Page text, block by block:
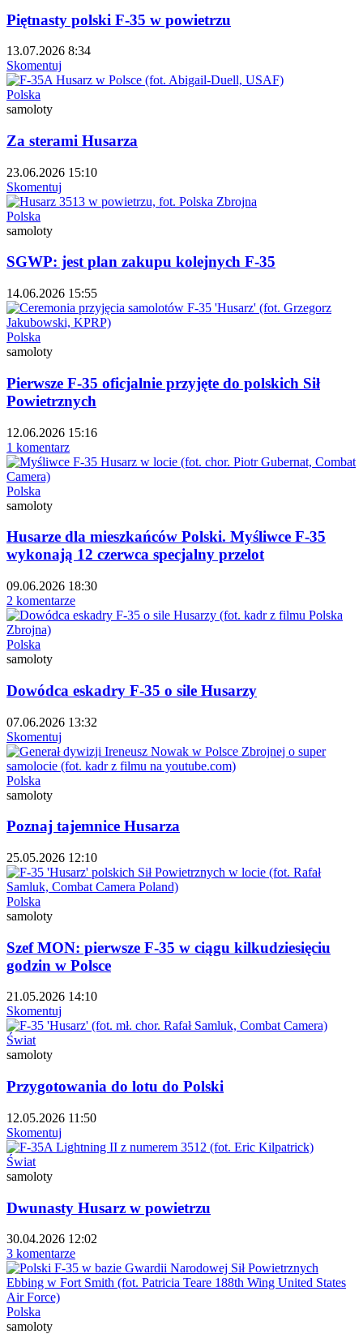
Piętnasty polski F-35 w powietrzu
13.07.2026 8:34
Skomentuj
Polska
samoloty
Za sterami Husarza
23.06.2026 15:10
Skomentuj
Polska
samoloty
SGWP: jest plan zakupu kolejnych F-35
14.06.2026 15:55
Polska
samoloty
Pierwsze F-35 oficjalnie przyjęte do polskich Sił
Powietrznych
12.06.2026 15:16
1 komentarz
Polska
samoloty
Husarze dla mieszkańców Polski. Myśliwce F-35
wykonają 12 czerwca specjalny przelot
09.06.2026 18:30
2 komentarze
Polska
samoloty
Dowódca eskadry F-35 o sile Husarzy
07.06.2026 13:32
Skomentuj
Polska
samoloty
Poznaj tajemnice Husarza
25.05.2026 12:10
Polska
samoloty
Szef MON: pierwsze F-35 w ciągu kilkudziesięciu
godzin w Polsce
21.05.2026 14:10
Skomentuj
Świat
samoloty
Przygotowania do lotu do Polski
12.05.2026 11:50
Skomentuj
Świat
samoloty
Dwunasty Husarz w powietrzu
30.04.2026 12:02
3 komentarze
Polska
samoloty